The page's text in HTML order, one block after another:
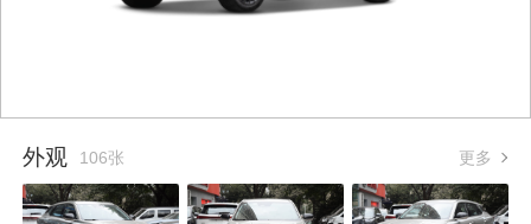
外观 106张 更多